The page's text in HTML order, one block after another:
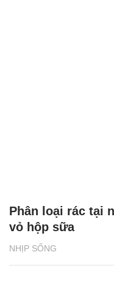
NHỊP SỐNG
Phân loại rác tại
vỏ hộp sữa